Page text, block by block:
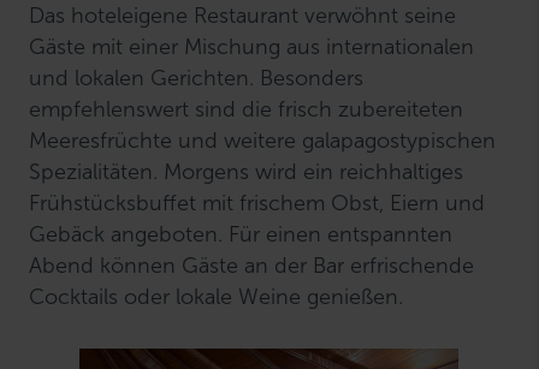
Das hoteleigene Restaurant verwöhnt seine
Gäste mit einer Mischung aus internationalen
und lokalen Gerichten. Besonders
empfehlenswert sind die frisch zubereiteten
Meeresfrüchte und weitere galapagostypischen
Spezialitäten. Morgens wird ein reichhaltiges
Frühstücksbuffet mit frischem Obst, Eiern und
Gebäck angeboten. Für einen entspannten
Abend können Gäste an der Bar erfrischende
Cocktails oder lokale Weine genießen.